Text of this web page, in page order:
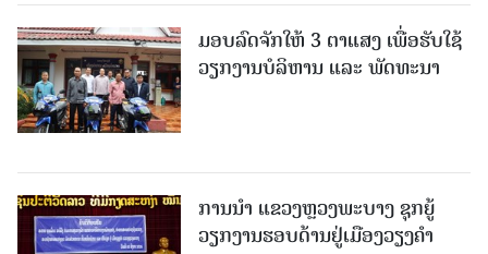
ມອບລົດຈັກໃຫ້ 3 ຕາແສງ ເພື່ອຮັບໃຊ້
ວຽກງານບໍລິຫານ ແລະ ພັດທະນາ
ການນຳ ແຂວງຫຼວງພະບາງ ຊຸກຍູ້
ວຽກງານຮອບດ້ານຢູ່ເມືອງວຽງຄໍາ